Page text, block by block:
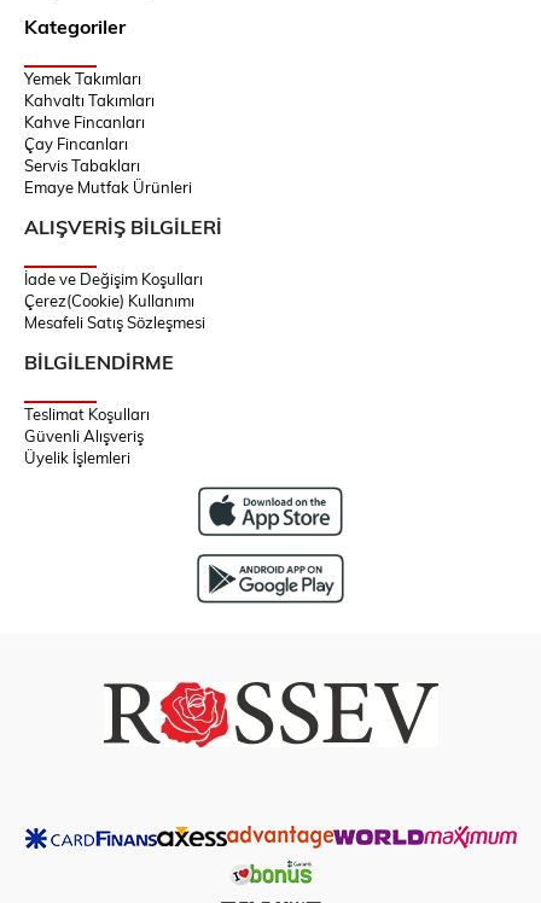
Kategoriler
Yemek Takımları
Kahvaltı Takımları
Kahve Fincanları
Çay Fincanları
Servis Tabakları
Emaye Mutfak Ürünleri
ALIŞVERİŞ BİLGİLERİ
İade ve Değişim Koşulları
Çerez(Cookie) Kullanımı
Mesafeli Satış Sözleşmesi
BİLGİLENDİRME
Teslimat Koşulları
Güvenli Alışveriş
Üyelik İşlemleri